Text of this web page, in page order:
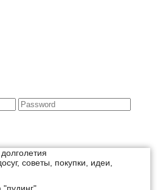
советы, покупки, идеи,